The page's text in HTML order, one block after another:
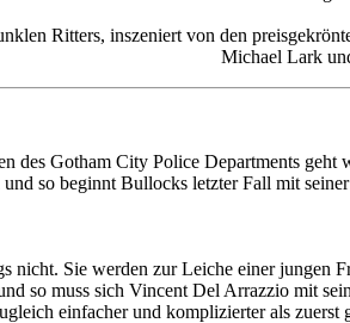
Ritters, inszeniert von den
Michael Lark
des Gotham City Police Departments geht
so beginnt Bullocks letzter Fall mit
nicht. Sie werden zur Leiche einer jungen
so muss sich Vincent Del Arrazzio mit
einfacher und komplizierter als